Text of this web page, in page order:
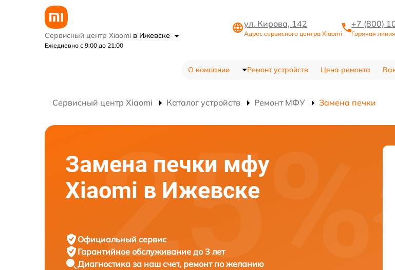
Сервисный центр Xiaomi в Ижевске
Ежедневно с 9:00 до 21:00
ул. Кирова, 142
Адрес сервисного центра Xiaomi
+7 (800)
Горячая линия
О компании Ремонт устройств Цена ремонта
Сервисный центр Xiaomi Каталог устройств Ремонт МФУ Замена печки
Замена печки мфу
Xiaomi в Ижевске
Официальный сервис
Гарантийное обслуживание до 3 лет
Диагностика за наш счет, ремонт по желанию